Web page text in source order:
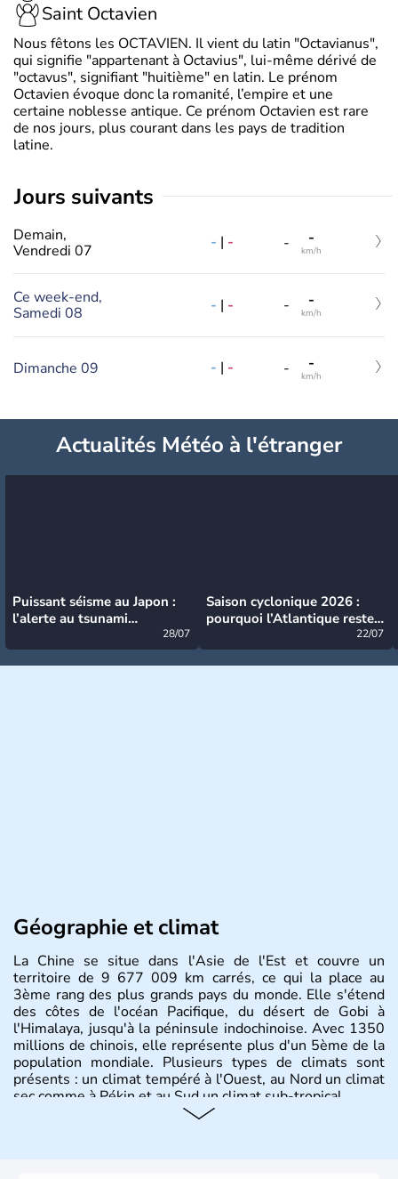
Saint Octavien
Nous fêtons les OCTAVIEN. Il vient du latin "Octavianus",
qui signifie "appartenant à Octavius", lui-même dérivé de
"octavus", signifiant "huitième" en latin. Le prénom
Octavien évoque donc la romanité, l’empire et une
certaine noblesse antique. Ce prénom Octavien est rare
de nos jours, plus courant dans les pays de tradition
latine.
jours suivants
Demain,
Vendredi 07
- | - - -
km/h
Ce week-end,
Samedi 08
- | - - -
km/h
Dimanche 09 - | - - -
km/h
Actualités Météo à l'étranger
Puissant séisme au Japon :
l’alerte au tsunami
28/07
Saison cyclonique 2026 :
pourquoi l’Atlantique reste
22/07
Géographie et climat
La Chine se situe dans l'Asie de l'Est et couvre un
territoire de 9 677 009 km carrés, ce qui la place au
3ème rang des plus grands pays du monde. Elle s'étend
des côtes de l'océan Pacifique, du désert de Gobi à
l'Himalaya, jusqu'à la péninsule indochinoise. Avec 1350
millions de chinois, elle représente plus d'un 5ème de la
population mondiale. Plusieurs types de climats sont
présents : un climat tempéré à l'Ouest, au Nord un climat
sec comme à Pékin et au Sud un climat sub-tropical.